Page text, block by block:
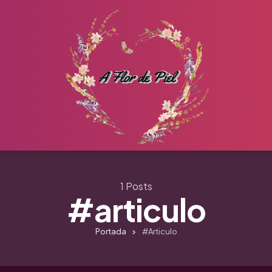
1 Posts
#articulo
Portada #articulo